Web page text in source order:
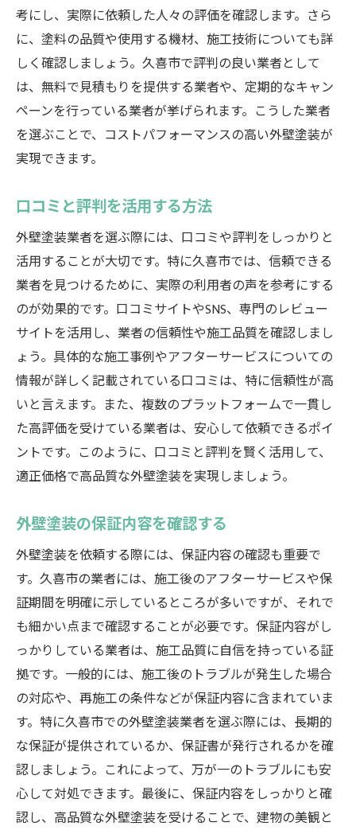
考にし、実際に依頼した人々の評価を確認します。さら
に、塗料の品質や使用する機材、施工技術についても詳
しく確認しましょう。久喜市で評判の良い業者として
は、無料で見積もりを提供する業者や、定期的なキャン
ペーンを行っている業者が挙げられます。こうした業者
を選ぶことで、コストパフォーマンスの高い外壁塗装が
実現できます。
口コミと評判を活用する方法
外壁塗装業者を選ぶ際には、口コミや評判をしっかりと
活用することが大切です。特に久喜市では、信頼できる
業者を見つけるために、実際の利用者の声を参考にする
のが効果的です。口コミサイトやSNS、専門のレビュー
サイトを活用し、業者の信頼性や施工品質を確認しまし
ょう。具体的な施工事例やアフターサービスについての
情報が詳しく記載されている口コミは、特に信頼性が高
いと言えます。また、複数のプラットフォームで一貫し
た高評価を受けている業者は、安心して依頼できるポイ
ントです。このように、口コミと評判を賢く活用して、
適正価格で高品質な外壁塗装を実現しましょう。
外壁塗装の保証内容を確認する
外壁塗装を依頼する際には、保証内容の確認も重要で
す。久喜市の業者には、施工後のアフターサービスや保
証期間を明確に示しているところが多いですが、それで
も細かい点まで確認することが必要です。保証内容がし
っかりしている業者は、施工品質に自信を持っている証
拠です。一般的には、施工後のトラブルが発生した場合
の対応や、再施工の条件などが保証内容に含まれていま
す。特に久喜市での外壁塗装業者を選ぶ際には、長期的
な保証が提供されているか、保証書が発行されるかを確
認しましょう。これによって、万が一のトラブルにも安
心して対処できます。最後に、保証内容をしっかりと確
認し、高品質な外壁塗装を受けることで、建物の美観と